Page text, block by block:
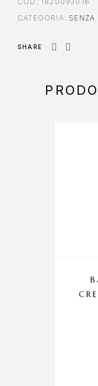
CATEGORIA: SENZA
SHARE